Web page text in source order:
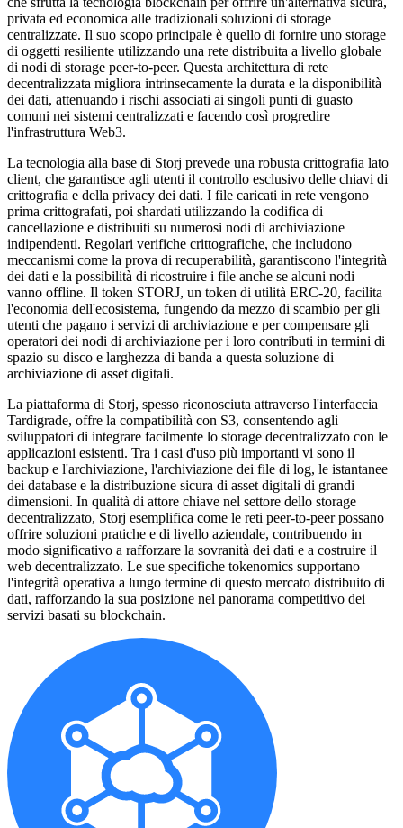
privata ed economica alle tradizionali soluzioni di storage
centralizzate. Il suo scopo principale è quello di fornire uno storage
di oggetti resiliente utilizzando una rete distribuita a livello globale
di nodi di storage peer-to-peer. Questa architettura di rete
decentralizzata migliora intrinsecamente la durata e la disponibilità
dei dati, attenuando i rischi associati ai singoli punti di guasto
comuni nei sistemi centralizzati e facendo così progredire
l'infrastruttura Web3.
La tecnologia alla base di Storj prevede una robusta crittografia lato
client, che garantisce agli utenti il controllo esclusivo delle chiavi di
crittografia e della privacy dei dati. I file caricati in rete vengono
prima crittografati, poi shardati utilizzando la codifica di
cancellazione e distribuiti su numerosi nodi di archiviazione
indipendenti. Regolari verifiche crittografiche, che includono
meccanismi come la prova di recuperabilità, garantiscono l'integrità
dei dati e la possibilità di ricostruire i file anche se alcuni nodi
vanno offline. Il token STORJ, un token di utilità ERC-20, facilita
l'economia dell'ecosistema, fungendo da mezzo di scambio per gli
utenti che pagano i servizi di archiviazione e per compensare gli
operatori dei nodi di archiviazione per i loro contributi in termini di
spazio su disco e larghezza di banda a questa soluzione di
archiviazione di asset digitali.
La piattaforma di Storj, spesso riconosciuta attraverso l'interfaccia
Tardigrade, offre la compatibilità con S3, consentendo agli
sviluppatori di integrare facilmente lo storage decentralizzato con le
applicazioni esistenti. Tra i casi d'uso più importanti vi sono il
backup e l'archiviazione, l'archiviazione dei file di log, le istantanee
dei database e la distribuzione sicura di asset digitali di grandi
dimensioni. In qualità di attore chiave nel settore dello storage
decentralizzato, Storj esemplifica come le reti peer-to-peer possano
offrire soluzioni pratiche e di livello aziendale, contribuendo in
modo significativo a rafforzare la sovranità dei dati e a costruire il
web decentralizzato. Le sue specifiche tokenomics supportano
l'integrità operativa a lungo termine di questo mercato distribuito di
dati, rafforzando la sua posizione nel panorama competitivo dei
servizi basati su blockchain.